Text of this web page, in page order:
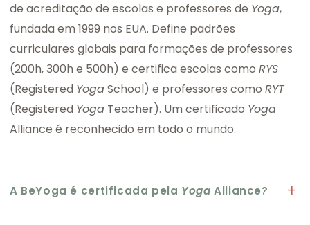
de acreditação de escolas e professores de Yoga,
fundada em 1999 nos EUA. Define padrões
curriculares globais para formações de professores
(200h, 300h e 500h) e certifica escolas como RYS
(Registered YogaSchool) e professores como RYT
(Registered Yoga Teacher). Um certificado Yoga
Alliance é reconhecido em todo o mundo.
A BeYoga é certificada pela Yoga Alliance?